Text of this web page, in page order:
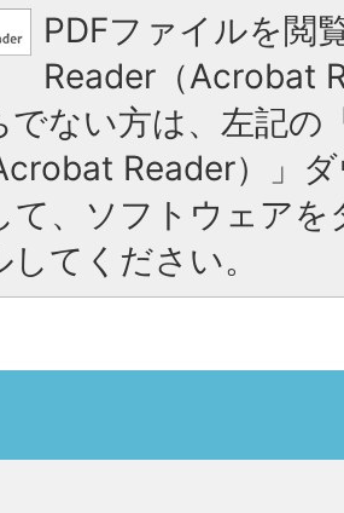
PDFファイルを閲
Reader（Acrobat
でない方は、左記の
Reader）」
て、ソフトウェア
てください。